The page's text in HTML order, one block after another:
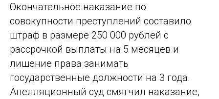
Окончательное наказание по
совокупности преступлений составило
штраф в размере 250 000 рублей с
рассрочкой выплаты на 5 месяцев и
лишение права занимать
государственные должности на 3 года.
Апелляционный суд смягчил наказание,